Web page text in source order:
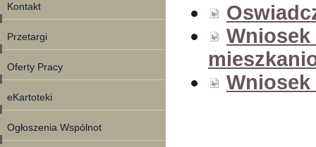
Kontakt
Przetargi
Oferty Pracy
eKartoteki
Ogłoszenia Wspólnot